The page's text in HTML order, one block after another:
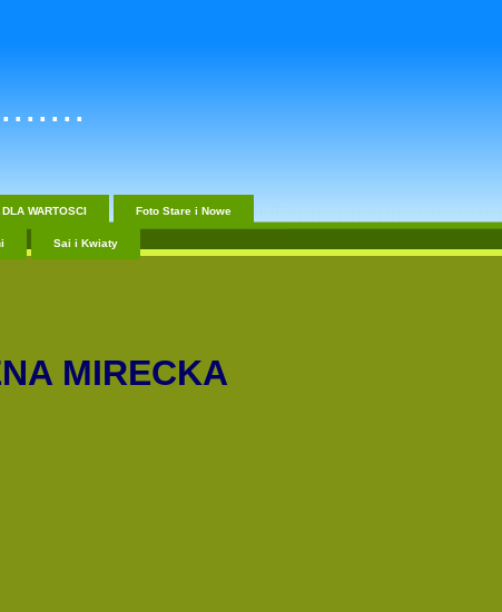
WARTOSCI Foto Stare i Nowe
Sai i Kwiaty
MIRECKA